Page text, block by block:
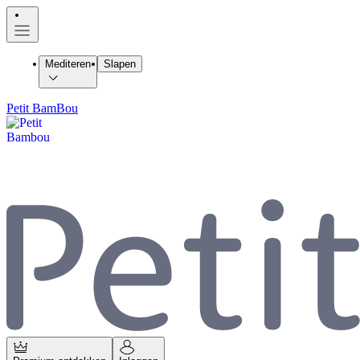
Mediteren Slapen
Petit BamBou